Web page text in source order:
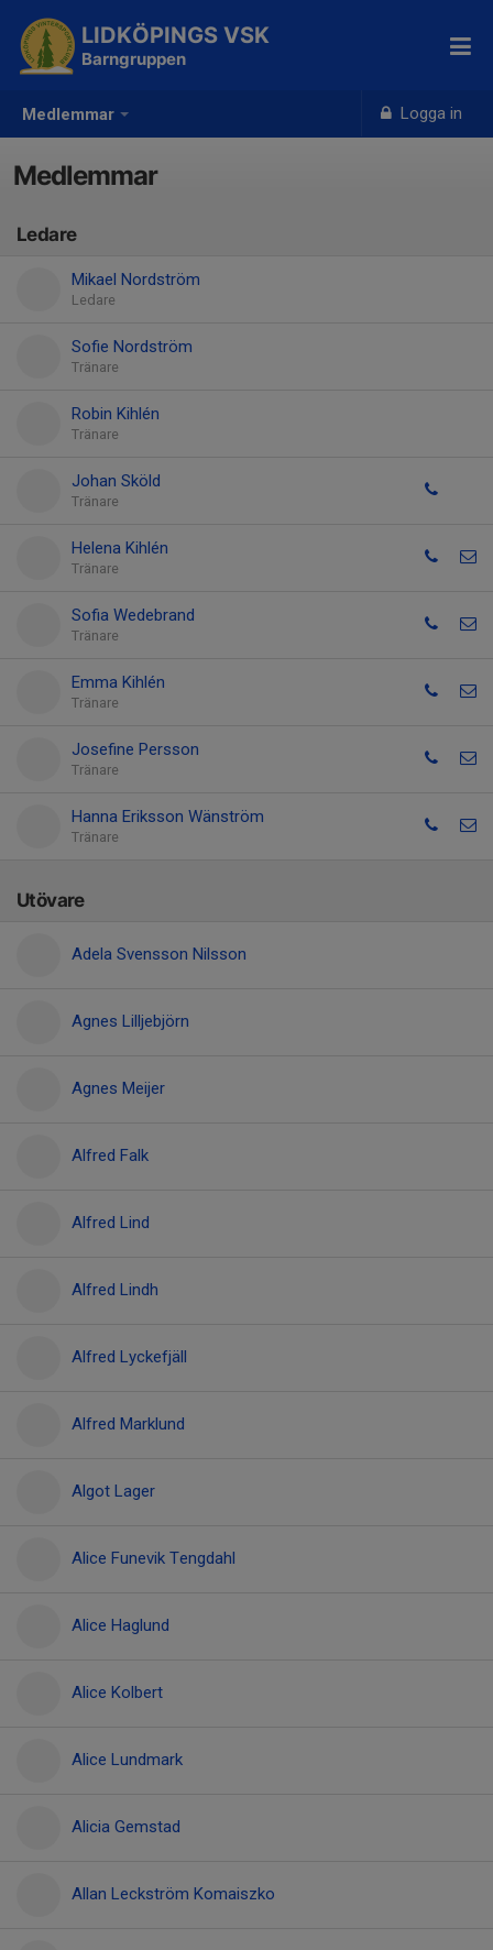
Medlemmar Logga in
LIDKÖPINGS VSK
Barngruppen
Medlemmar
Ledare
Mikael Nordström
Ledare
Sofie Nordström
Tränare
Robin Kihlén
Tränare
Johan Sköld
Tränare
Helena Kihlén
Tränare
Sofia Wedebrand
Tränare
Emma Kihlén
Tränare
Josefine Persson
Tränare
Hanna Eriksson Wänström
Tränare
Utövare
Adela Svensson Nilsson
Agnes Lilljebjörn
Agnes Meijer
Alfred Falk
Alfred Lind
Alfred Lindh
Alfred Lyckefjäll
Alfred Marklund
Algot Lager
Alice Funevik Tengdahl
Alice Haglund
Alice Kolbert
Alice Lundmark
Alicia Gemstad
Allan Leckström Komaiszko